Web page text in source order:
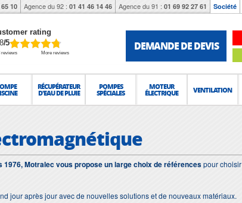
10 Agence du 92 : 01 41 46 14 46 Agence du 91 : 01 69 92 27 61 Société
rating
/5
reviews More reviews
DEMANDE DE DEVIS
RÉCUPÉRATEUR
D'EAU DE PLUIE
POMPES
SPÉCIALES
MOTEUR
ÉLECTRIQUE VENTILATION
1976, Motralec vous propose un large choix de référencespour choisir
jour après jour avec de nouvelles solutions et de nouveaux matériaux.